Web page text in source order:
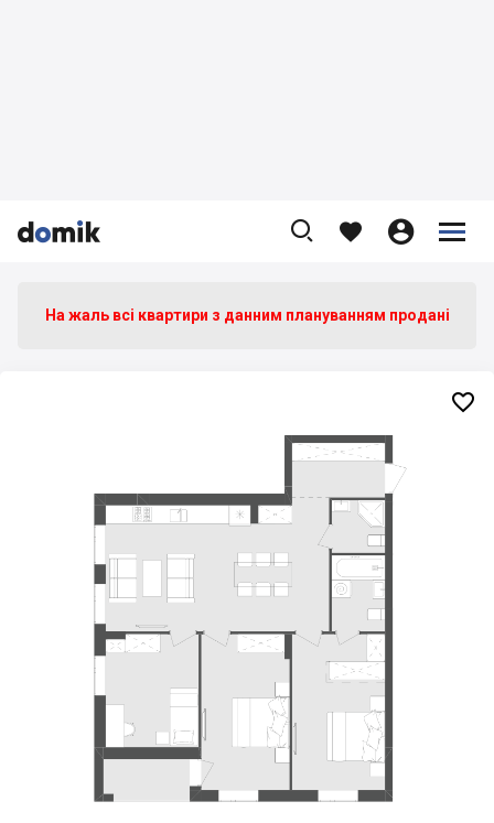


    


На жаль всі квартири з данним плануванням продані
